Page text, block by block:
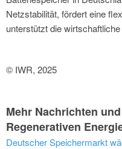
Netzstabilität, fördert eine
unterstützt die
© IWR, 2025
Mehr Nachrichten
Regenerativen
Deutscher Speichermarkt